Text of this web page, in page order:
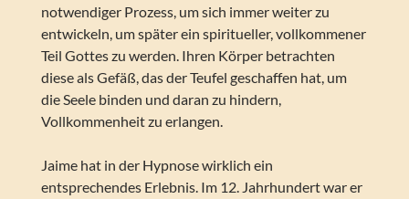
notwendiger Prozess, um sich immer weiter zu
entwickeln, um später ein spiritueller, vollkommener
Teil Gottes zu werden. Ihren Körper betrachten
diese als Gefäß, das der Teufel geschaffen hat, um
die Seele binden und daran zu hindern,
Vollkommenheit zu erlangen.
Jaime hat in der Hypnose wirklich ein
entsprechendes Erlebnis. Im 12. Jahrhundert war er